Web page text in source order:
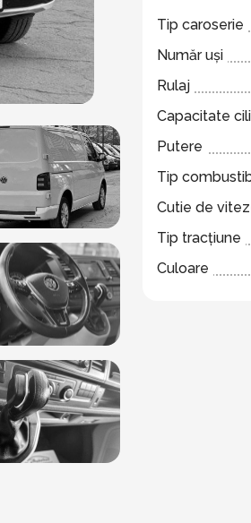
Tip caroserie
Număr uși
Rulaj
Capacitate
Putere
Tip
Cutie de
Tip tracțiune
Culoare